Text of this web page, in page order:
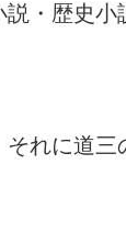
・歴史
れに道